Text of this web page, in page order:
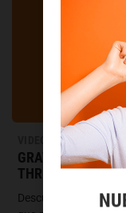
VIDEOJUEGOS
GRAVE SEASONS:
THRILLER DE
Descubre Grave